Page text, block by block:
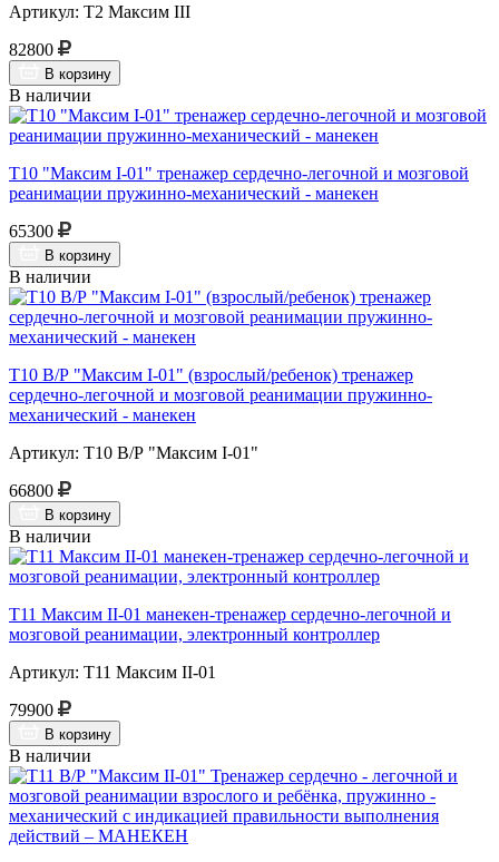
Артикул: Т2 Максим III
82800
В корзину
В наличии
Т10 "Максим I-01" тренажер сердечно-легочной и мозговой
реанимации пружинно-механический - манекен
65300
В корзину
В наличии
Т10 В/Р "Максим I-01" (взрослый/ребенок) тренажер
сердечно-легочной и мозговой реанимации пружинно-
механический - манекен
Артикул: Т10 В/Р "Максим I-01"
66800
В корзину
В наличии
Т11 Максим II-01 манекен-тренажер сердечно-легочной и
мозговой реанимации, электронный контроллер
Артикул: Т11 Максим II-01
79900
В корзину
В наличии